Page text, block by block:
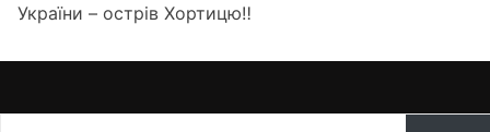
України – острів Хортицю‼